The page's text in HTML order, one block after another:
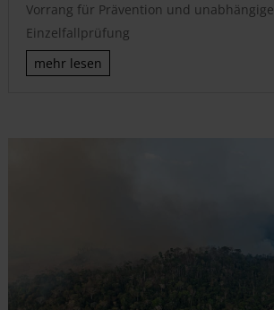
Vorrang für Prävention und unabhängige
Einzelfallprüfung
mehr lesen